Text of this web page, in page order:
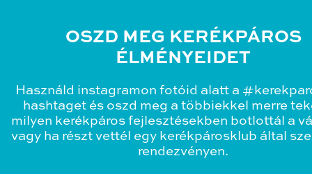
OSZD MEG KERÉKPÁROS
ÉLMÉNYEIDET
Használd instagramon fotóid alatt a
hashtaget és oszd meg a többiekkel merre
milyen kerékpáros fejlesztésekben botlottál a
vagy ha részt vettél egy kerékpárosklub által
rendezvényen.